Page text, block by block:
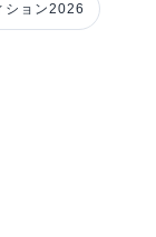
ション2026